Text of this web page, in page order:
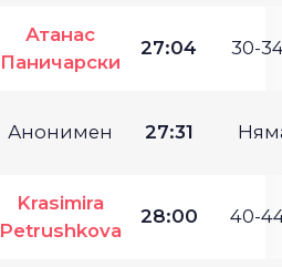
Атанас
Паничарски
27:04 30-
Анонимен 27:31
Krasimira
Petrushkova
28:00 40-